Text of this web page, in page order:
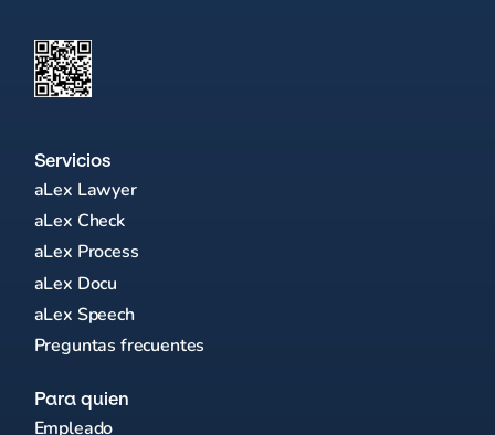
Servicios
aLex Lawyer
aLex Check
aLex Process
aLex Docu
aLex Speech
Preguntas frecuentes
Para quien
Empleado